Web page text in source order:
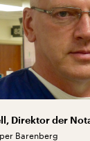
Direktor der
Barenberg